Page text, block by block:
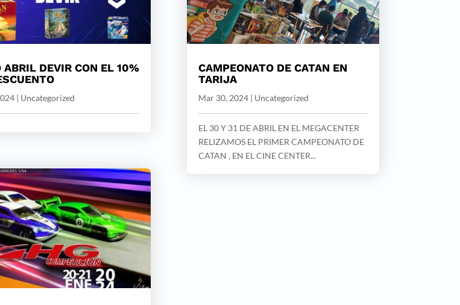
ABRIL DEVIR CON EL 10%
| Uncategorized
CAMPEONATO DE CATAN EN
TARIJA
Mar 30, 2024| Uncategorized
EL 30 Y 31 DE ABRIL EN EL MEGACENTER
RELIZAMOS EL PRIMER CAMPEONATO DE
CATAN , EN EL CINE CENTER...